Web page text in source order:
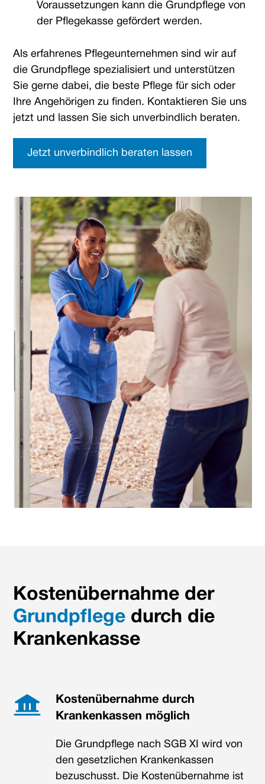
Voraussetzungen kann die Grundpflege von
der Pflegekasse gefördert werden.
Als erfahrenes Pflegeunternehmen sind wir auf
die Grundpflege spezialisiert und unterstützen
Sie gerne dabei, die beste Pflege für sich oder
Ihre Angehörigen zu finden. Kontaktieren Sie uns
jetzt und lassen Sie sich unverbindlich beraten.
Jetzt unverbindlich beraten lassen
Kostenübernahme der
Grundpflege durch die
Krankenkasse
Kostenübernahme durch
Krankenkassen möglich
Die Grundpflege nach SGB XI wird von
den gesetzlichen Krankenkassen
bezuschusst. Die Kostenübernahme ist